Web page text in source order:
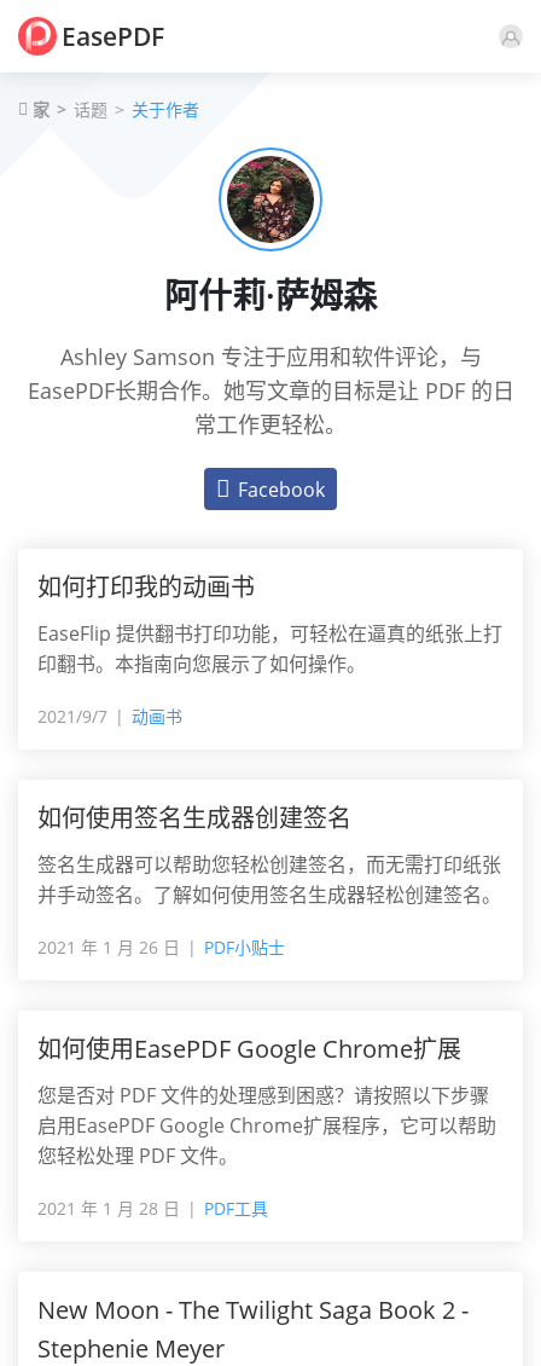
EasePDF
家 话题 关于作者
阿什莉·萨姆森
Ashley Samson 专注于应用和软件评论，与
EasePDF长期合作。她写文章的目标是让 PDF 的日
常工作更轻松。
Facebook
如何打印我的动画书
EaseFlip 提供翻书打印功能，可轻松在逼真的纸张上打
印翻书。本指南向您展示了如何操作。
2021/9/7 动画书
如何使用签名生成器创建签名
签名生成器可以帮助您轻松创建签名，而无需打印纸张
并手动签名。了解如何使用签名生成器轻松创建签名。
2021 年 1 月 26 日 PDF小贴士
如何使用EasePDF Google Chrome扩展
您是否对 PDF 文件的处理感到困惑？请按照以下步骤
启用EasePDF Google Chrome扩展程序，它可以帮助
您轻松处理 PDF 文件。
2021 年 1 月 28 日 PDF工具
New Moon - The Twilight Saga Book 2 -
Stephenie Meyer